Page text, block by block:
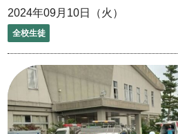
2024年09月10日（火）
全校生徒